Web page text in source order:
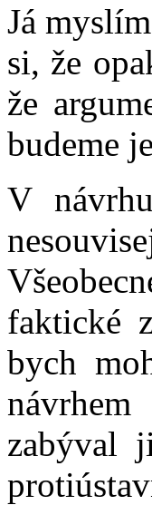
Já
si, že
že
budeme
V
faktické
bych
návrhem
zabýval